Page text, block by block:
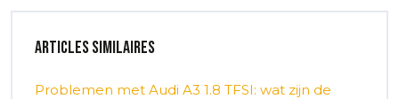
Articles similaires
Problemen met Audi A3 1.8 TFSI: wat zijn de